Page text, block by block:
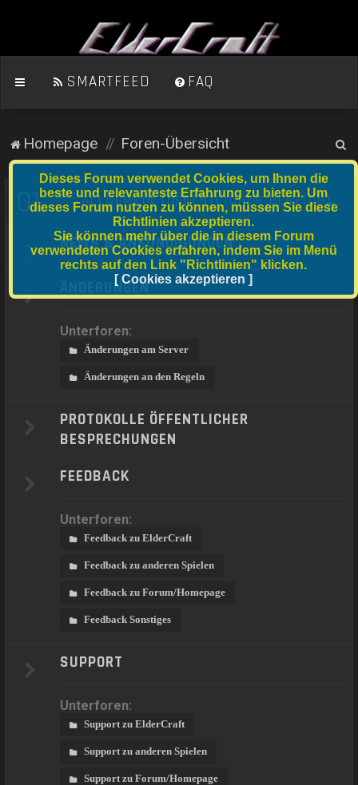
SMARTFEED FAQ
Homepage Foren-Übersicht
u
01 ALLGEMEIN (ÖFFENTLICHER BEREICH)
NEWS & ANKÜNDIGUNGEN
ÄNDERUNGEN
Unterforen:
Änderungen am Server
Änderungen an den Regeln
PROTOKOLLE ÖFFENTLICHER
BESPRECHUNGEN
FEEDBACK
Unterforen:
Feedback zu ElderCraft
Feedback zu anderen Spielen
Feedback zu Forum/Homepage
Feedback Sonstiges
SUPPORT
Unterforen:
Support zu ElderCraft
Support zu anderen Spielen
Support zu Forum/Homepage
Dieses Forum verwendet Cookies, um Ihnen die
beste und relevanteste Erfahrung zu bieten. Um
dieses Forum nutzen zu können, müssen Sie diese
Richtlinien akzeptieren.
Sie können mehr über die in diesem Forum
verwendeten Cookies erfahren, indem Sie im Menü
rechts auf den Link "Richtlinien" klicken.
[ Cookies akzeptieren ]